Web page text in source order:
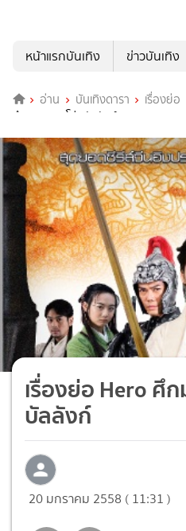
หน้าแรกบันเทิง
ข่าวบันเทิง
อ่าน บันเทิงดารา เรื่องย่อ
ศึกมหาบุรุษโค่นบัลลังก์
เรื่องย่อ Hero ศึ
บัลลังก์
20 มกราคม 2558 ( 11:31 )